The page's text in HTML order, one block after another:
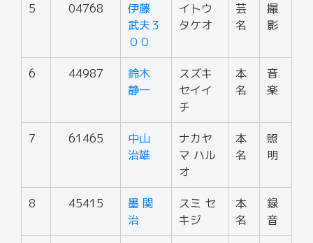
5 04768
伊藤
武夫３
００
イトウ
タケオ
芸
名
撮
影
6 44987
鈴木
静一
スズキ
セイイ
チ
本
名
音
楽
7 61465
中山
治雄
ナカヤ
マ ハル
オ
本
名
照
明
8 45415
墨 関
治
スミ セ
キジ
本
名
録
音